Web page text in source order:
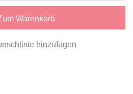
Warenkorb
hinzufügen